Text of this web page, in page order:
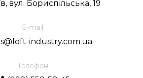
Телефон
вул. Бориспільська, 19
E-mail
industry.com.ua